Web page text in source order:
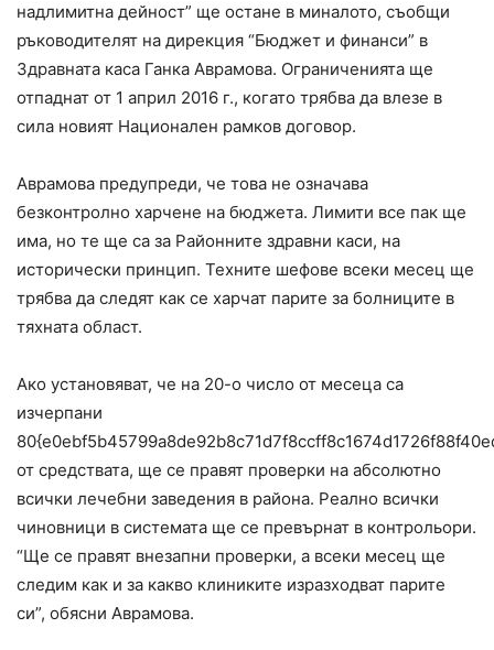
надлимитна дейност” ще остане в миналото, съобщи
ръководителят на дирекция “Бюджет и финанси” в
Здравната каса Ганка Аврамова. Ограниченията ще
отпаднат от 1 април 2016 г., когато трябва да влезе в
сила новият Национален рамков договор.
Аврамова предупреди, че това не означава
безконтролно харчене на бюджета. Лимити все пак ще
има, но те ще са за Районните здравни каси, на
исторически принцип. Техните шефове всеки месец ще
трябва да следят как се харчат парите за болниците в
тяхната област.
Ако установяват, че на 20-о число от месеца са
изчерпани
от средствата, ще се правят проверки на абсолютно
всички лечебни заведения в района. Реално всички
чиновници в системата ще се превърнат в контрольори.
“Ще се правят внезапни проверки, а всеки месец ще
следим как и за какво клиниките изразходват парите
си”, обясни Аврамова.